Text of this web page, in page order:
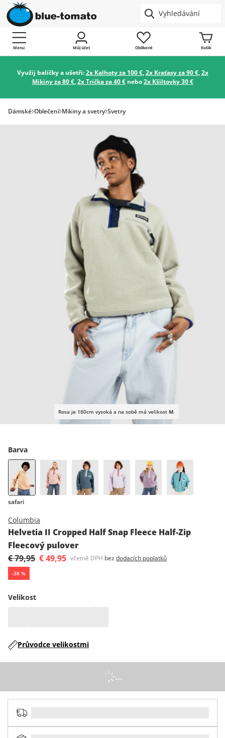
Menu Můj účet Oblíbené Košík
Využij balíčky a ušetři:2x Kalhoty za 100 €,2x Kraťasy za 90 €,2x
Mikiny za 80 €,2x Trička za 40 €nebo2x Kšiltovky 30 €
Dámské Oblečení Mikiny a svetry Svetry
Rosa je 180cm vysoká a na sobě má velikost M.
Barva
safari
Columbia
Helvetia II Cropped Half Snap Fleece Half-Zip
Fleecový pulover
€ 79,95 € 49,95 včetně DPH bez dodacích poplatků
-38 %
Velikost
Průvodce velikostmi
...